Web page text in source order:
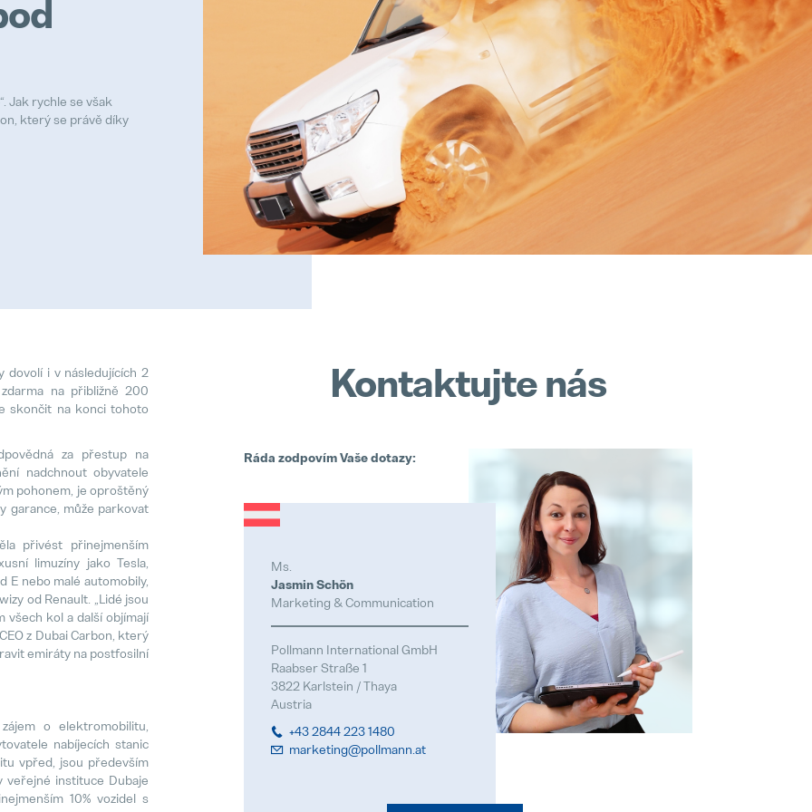
Naše zásady
Popular
Trainee program
Popular
Prototypy
Popular
Záruka Elektromobilita
08. May 2025
Pollmann is once again a “Leading Employer”
28. April 2025
Pollmann optimizes European production footprint
03. April 2025
hofer powertrain and Pollmann International shape the future of mobility
Jak rychle se však
který se právě díky
dovolí i v následujících 2
na přibližně 200
skončit na konci tohoto
za přestup na
nadchnout obyvatele
pohonem, je oproštěný
garance, může parkovat
přivést přinejmenším
limuzíny jako Tesla,
E nebo malé automobily,
od Renault. „Lidé jsou
všech kol a další objímají
z Dubai Carbon, který
emiráty na postfosilní
o elektromobilitu,
nabíjecích stanic
vpřed, jsou především
veřejné instituce Dubaje
10% vozidel s
Kontaktujte nás
Ráda zodpovím Vaše dotazy:
Ms.
Jasmin Schön
Marketing & Communication
Pollmann International GmbH
Raabser Straße 1
3822 Karlstein / Thaya
Austria
+43 2844 223 1480
marketing@pollmann.at